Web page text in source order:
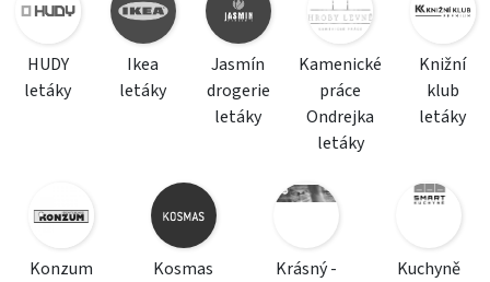
HUDY
letáky
Ikea
letáky
Jasmín
drogerie
letáky
Kamenické
práce
Ondrejka
letáky
Knižní
klub
letáky
Konzum
Kosmas
Krásný -
Kuchyně